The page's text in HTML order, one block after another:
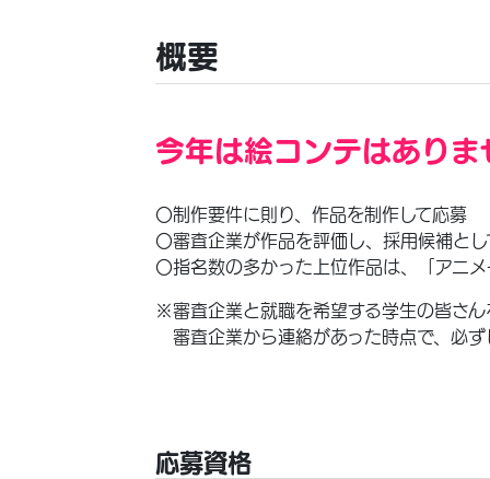
概要
今年は絵コンテはありま
〇制作要件に則り、作品を制作して応募
〇審査企業が作品を評価し、採用候補と
〇指名数の多かった上位作品は、「アニ
※審査企業と就職を希望する学生の皆さん
審査企業から連絡があった時点で、必
応募資格